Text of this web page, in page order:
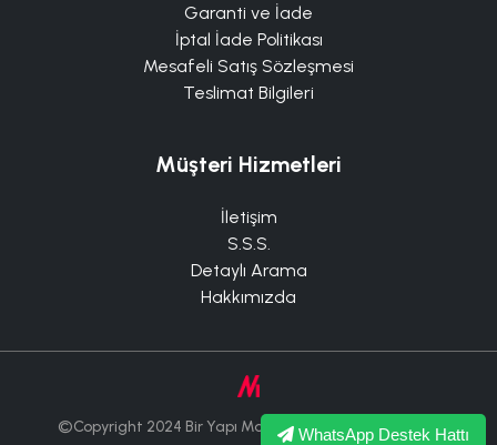
Garanti ve İade
İptal İade Politikası
Mesafeli Satış Sözleşmesi
Teslimat Bilgileri
Müşteri Hizmetleri
İletişim
S.S.S.
Detaylı Arama
Hakkımızda
©Copyright 2024 Bir Yapı Market Tüm Hakları Saklıdır.
WhatsApp Destek Hattı